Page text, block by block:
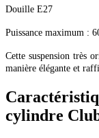
Douille E27
Puissance maximum :
Cette suspension très
manière élégante et
cylindre